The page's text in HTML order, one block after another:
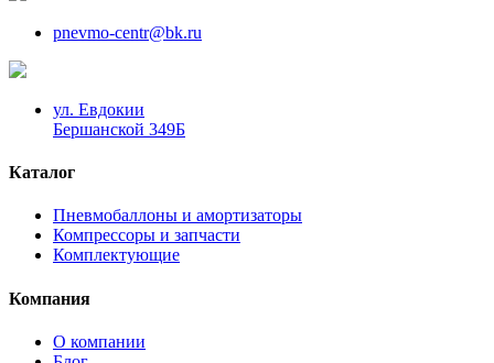
pnevmo-centr@bk.ru
ул. Евдокии
Бершанской 349Б
Каталог
Пневмобаллоны и амортизаторы
Компрессоры и запчасти
Комплектующие
Компания
О компании